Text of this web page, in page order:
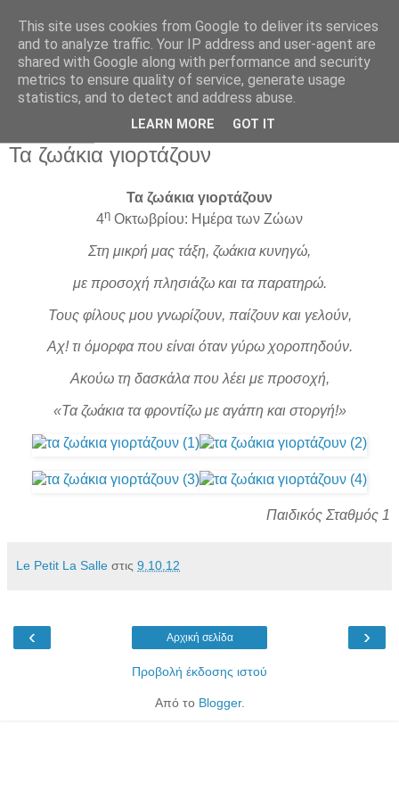
Παιδικός Σταθμός-
Νηπιαγωγείο "ΔΕΛΑΣΑΛ"
Τα ζωάκια γιορτάζουν
Τα ζωάκια γιορτάζουν
4η Οκτωβρίου: Ημέρα των Ζώων
Στη μικρή μας τάξη, ζωάκια κυνηγώ,
με προσοχή πλησιάζω και τα παρατηρώ.
Τους φίλους μου γνωρίζουν, παίζουν και γελούν,
Αχ! τι όμορφα που είναι όταν γύρω χοροπηδούν.
Ακούω τη δασκάλα που λέει με προσοχή,
«Τα ζωάκια τα φροντίζω με αγάπη και στοργή!»
Παιδικός Σταθμός 1
Le Petit La Salle στις 9.10.12
‹ ›
Αρχική σελίδα
Προβολή έκδοσης ιστού
Από το Blogger.
This site uses cookies from Google to deliver its services
and to analyze traffic. Your IP address and user-agent are
shared with Google along with performance and security
metrics to ensure quality of service, generate usage
statistics, and to detect and address abuse.
LEARN MORE GOT IT